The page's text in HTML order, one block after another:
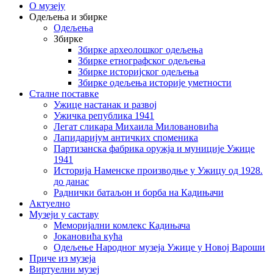
О музеју
Одељења и збирке
Одељења
Збирке
Збирке археолошког одељења
Збирке етнографског одељења
Збирке историјског одељења
Збирке одељења историје уметности
Сталне поставке
Ужице настанак и развој
Ужичка република 1941
Легат сликара Михаила Миловановића
Лапидаријум античких споменика
Партизанска фабрика оружја и муниције Ужице
1941
Историја Наменске производње у Ужицу од 1928.
до данас
Раднички батаљон и борба на Кадињачи
Актуелно
Музеји у саставу
Меморијални комлекс Кадињача
Јокановића кућа
Oдељење Народног музеја Ужице у Новој Вароши
Приче из музеја
Виртуелни музеј